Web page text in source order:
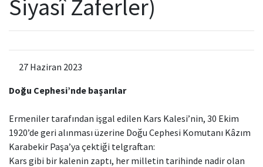
Siyasî Zaferler)
27 Haziran 2023
Doğu Cephesi’nde başarılar
Ermeniler tarafından işgal edilen Kars Kalesi’nin, 30 Ekim
1920’de geri alınması üzerine Doğu Cephesi Komutanı Kâzım
Karabekir Paşa’ya çektiği telgraftan:
Kars gibi bir kalenin zaptı, her milletin tarihinde nadir olan
Kamu Hizmet Standartları
Hizmet Envanteri
Başvurular
Bilanço
Sergiler
Projeler